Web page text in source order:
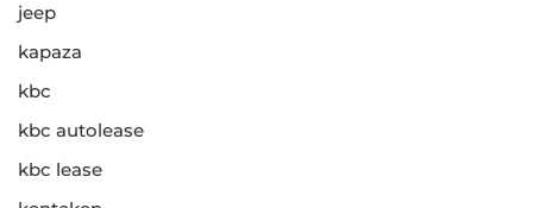
jeep
kapaza
kbc
kbc autolease
kbc lease